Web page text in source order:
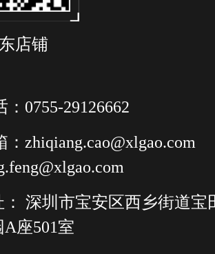
店铺
：0755-29126662
：zhiqiang.cao@xlgao.com
： 深圳市宝安区西乡街道宝
A座501室